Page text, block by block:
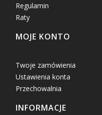
Regulamin
Raty
MOJE KONTO
Twoje zamówienia
Ustawienia konta
Przechowalnia
INFORMACJE